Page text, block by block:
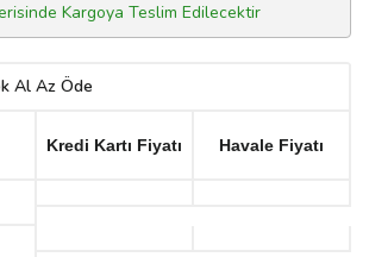
Kargoya Teslim Edilecektir
Al Az Öde
Kredi Kartı Fiyatı Havale Fiyatı